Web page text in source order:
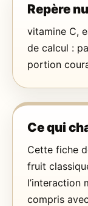
Repère
vitamine C,
de calcul :
portion
Ce qui
Cette fiche
fruit
l’interaction
compris